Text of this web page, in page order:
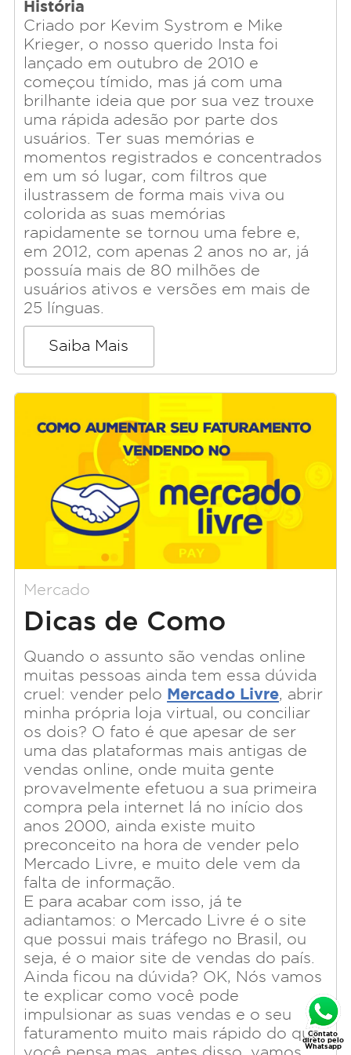
História
Criado por Kevim Systrom e Mike
Krieger, o nosso querido Insta foi
lançado em outubro de 2010 e
começou tímido, mas já com uma
brilhante ideia que por sua vez trouxe
uma rápida adesão por parte dos
usuários. Ter suas memórias e
momentos registrados e concentrados
em um só lugar, com filtros que
ilustrassem de forma mais viva ou
colorida as suas memórias
rapidamente se tornou uma febre e,
em 2012, com apenas 2 anos no ar, já
possuía mais de 80 milhões de
usuários ativos e versões em mais de
25 línguas.
Saiba Mais
Mercado
Dicas de Como
Vender Bem no
Mercado Livre
Quando o assunto são vendas online
muitas pessoas ainda tem essa dúvida
cruel: vender pelo Mercado Livre, abrir
minha própria loja virtual, ou conciliar
os dois? O fato é que apesar de ser
uma das plataformas mais antigas de
vendas online, onde muita gente
provavelmente efetuou a sua primeira
compra pela internet lá no início dos
anos 2000, ainda existe muito
preconceito na hora de vender pelo
Mercado Livre, e muito dele vem da
falta de informação.
E para acabar com isso, já te
adiantamos: o Mercado Livre é o site
que possui mais tráfego no Brasil, ou
seja, é o maior site de vendas do país.
Ainda ficou na dúvida? OK, Nós vamos
te explicar como você pode
impulsionar as suas vendas e o seu
faturamento muito mais rápido do queContato
direto pelo
Whatsapp